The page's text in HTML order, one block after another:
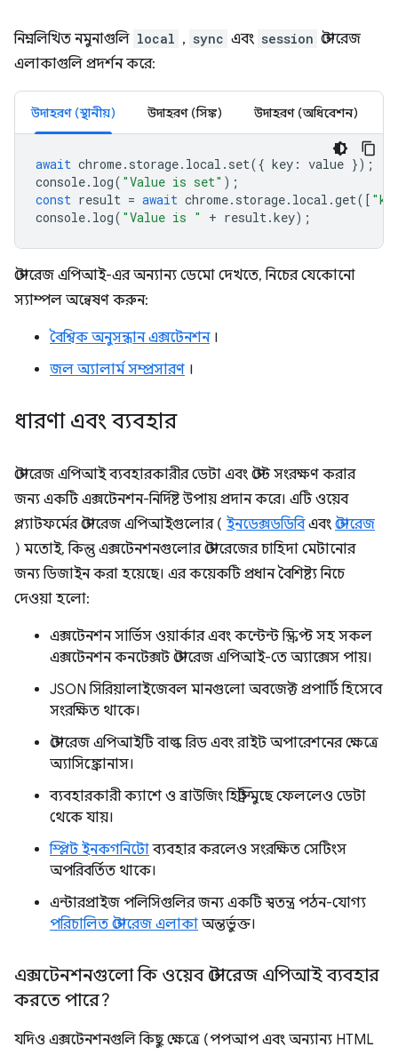
নিম্নলিখিত নমুনাগুলি local , sync এবং session স্টোরেজ
এলাকাগুলি প্রদর্শন করে:
উদাহরণ (স্থানীয়) উদাহরণ (সিঙ্ক) উদাহরণ (অধিবেশন)
await chrome. storage. local . set({ key : value });
console. log( "Value is set" );
const result = await chrome. storage. local .get([
console. log( "Value is " + result.key);
স্টোরেজ এপিআই-এর অন্যান্য ডেমো দেখতে, নিচের যেকোনো
স্যাম্পল অন্বেষণ করুন:
বৈশ্বিক অনুসন্ধান এক্সটেনশন।
জল অ্যালার্ম সম্প্রসারণ ।
ধারণা এবং ব্যবহার
স্টোরেজ এপিআই ব্যবহারকারীর ডেটা এবং স্টেট সংরক্ষণ করার
জন্য একটি এক্সটেনশন-নির্দিষ্ট উপায় প্রদান করে। এটি ওয়েব
প্ল্যাটফর্মের স্টোরেজ এপিআইগুলোর ( ইনডেক্সডডিবিএবং স্টোরেজ
) মতোই, কিন্তু এক্সটেনশনগুলোর স্টোরেজের চাহিদা মেটানোর
জন্য ডিজাইন করা হয়েছে। এর কয়েকটি প্রধান বৈশিষ্ট্য নিচে
দেওয়া হলো:
এক্সটেনশন সার্ভিস ওয়ার্কার এবং কন্টেন্ট স্ক্রিপ্ট সহ সকল
এক্সটেনশন কনটেক্সট স্টোরেজ এপিআই-তে অ্যাক্সেস পায়।
JSON সিরিয়ালাইজেবল মানগুলো অবজেক্ট প্রপার্টি হিসেবে
সংরক্ষিত থাকে।
স্টোরেজ এপিআইটি বাল্ক রিড এবং রাইট অপারেশনের ক্ষেত্রে
অ্যাসিঙ্ক্রোনাস।
ব্যবহারকারী ক্যাশে ও ব্রাউজিং হিস্ট্রি মুছে ফেললেও ডেটা
থেকে যায়।
স্প্লিট ইনকগনিটোব্যবহার করলেও সংরক্ষিত সেটিংস
অপরিবর্তিত থাকে।
এন্টারপ্রাইজ পলিসিগুলির জন্য একটি স্বতন্ত্র পঠন-যোগ্য
পরিচালিত স্টোরেজ এলাকা অন্তর্ভুক্ত।
এক্সটেনশনগুলো কি ওয়েব স্টোরেজ এপিআই ব্যবহার
করতে পারে?
যদিও এক্সটেনশনগুলি কিছু ক্ষেত্রে (পপআপ এবং অন্যান্য HTML